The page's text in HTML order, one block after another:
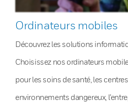
Ordinateurs mobiles
Découvrez les solutions
Choisissez nos ordinateurs
pour les soins de santé, les
environnements dangereux,